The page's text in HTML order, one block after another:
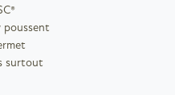
poussent
surtout